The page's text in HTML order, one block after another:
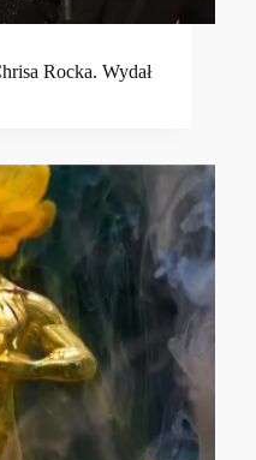
Rocka. Wydał